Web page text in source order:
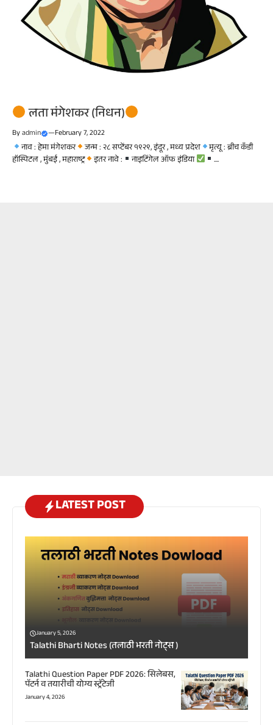
लता मंगेशकर (निधन)
Byadmin —February 7, 2022
नाव : हेमा मंगेशकर जन्म : २८ सप्टेंबर १९२९, इंदूर , मध्य प्रदेश
मृत्यू : ब्रीच कँडी
हॉस्पिटल , मुंबई , महाराष्ट्र
इतर नावे : नाइटिंगेल ऑफ इंडिया ....
LATEST POST
January 5, 2026
Talathi Bharti Notes (तलाठी भरती नोट्स )
Talathi Question Paper PDF 2026: सिलेबस,
पॅटर्न व तयारीची योग्य स्ट्रॅटेजी
January 4, 2026